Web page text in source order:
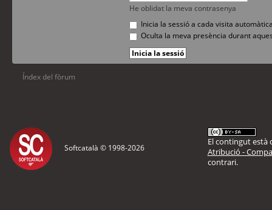
He oblidat la meva contrasenya
Inicia la sessió a cada visita
Oculta la meva presència durant
Índex del fòrum
Softcatalà © 1998-2026
El contingut està
Atribució -
contrari.